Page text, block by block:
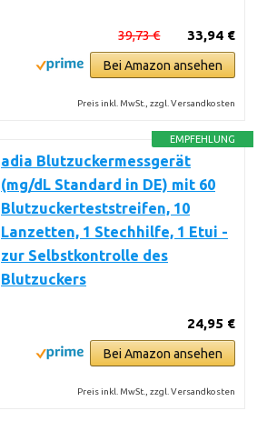
33,94 €
39,73 €
Bei Amazon ansehen
Preis inkl. MwSt., zzgl. Versandkosten
EMPFEHLUNG
adia Blutzuckermessgerät
(mg/dL Standard in DE) mit 60
Blutzuckerteststreifen, 10
Lanzetten, 1 Stechhilfe, 1 Etui -
zur Selbstkontrolle des
Blutzuckers
24,95 €
Bei Amazon ansehen
Preis inkl. MwSt., zzgl. Versandkosten